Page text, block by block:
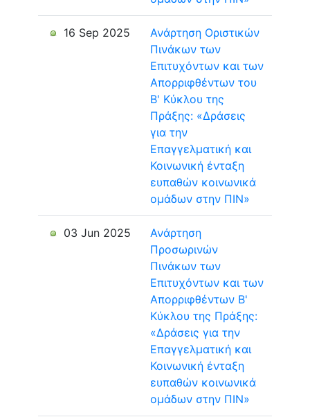
16 Sep 2025
Ανάρτηση Οριστικών
Πινάκων των
Επιτυχόντων και των
Απορριφθέντων του
Β' Κύκλου της
Πράξης: «Δράσεις
για την
Επαγγελματική και
Κοινωνική ένταξη
ευπαθών κοινωνικά
ομάδων στην ΠΙΝ»
03 Jun 2025
Ανάρτηση
Προσωρινών
Πινάκων των
Επιτυχόντων και των
Απορριφθέντων Β'
Κύκλου της Πράξης:
«Δράσεις για την
Επαγγελματική και
Κοινωνική ένταξη
ευπαθών κοινωνικά
ομάδων στην ΠΙΝ»